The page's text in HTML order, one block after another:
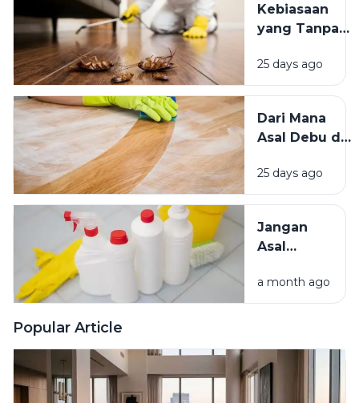
Mana yang
Lebih
Kebiasaan
yang Tanpa
Mengundang
Kecoak,
Hama
Lainnya Ke
25 days ago
Dari Mana
Asal Debu di
Kenali
Penyebab
Mengatasinya
25 days ago
Jangan
Asal
Bahan
Pembersih
a month ago
Popular Article